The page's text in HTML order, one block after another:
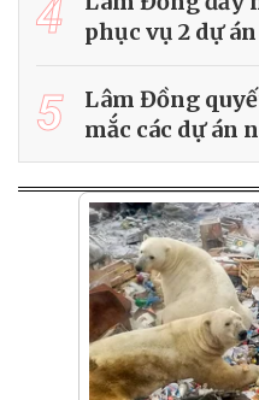
4
phục vụ 2 dự
5
Lâm Đồng
mắc các dự án